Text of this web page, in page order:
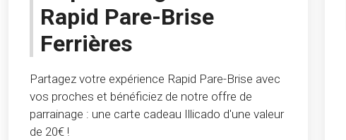
Rapid Pare-Brise
Ferrières
Partagez votre expérience Rapid Pare-Brise avec
vos proches et bénéficiez de notre offre de
parrainage : une carte cadeau Illicado d'une valeur
de 20€ !